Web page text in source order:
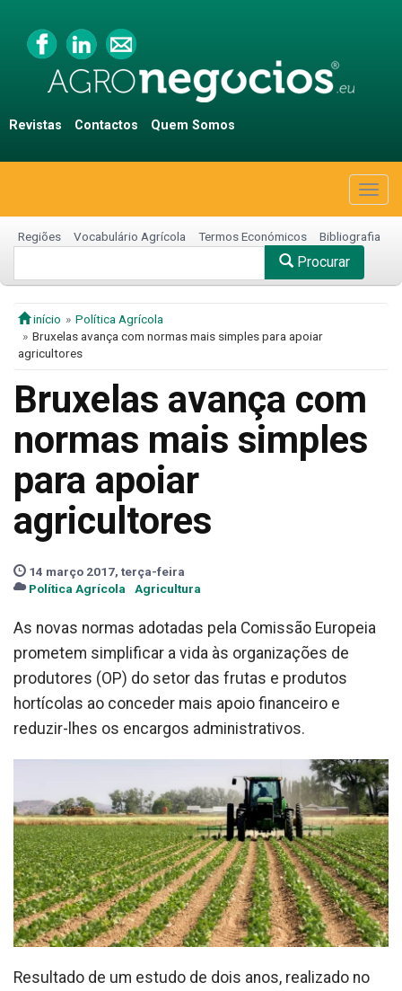
Revistas Contactos Quem Somos
Regiões Vocabulário Agrícola Termos Económicos Bibliografia
Procurar
início
Política Agrícola
Bruxelas avança com normas mais simples para apoiar
agricultores
Bruxelas avança com
normas mais simples
para apoiar
agricultores
14 março 2017, terça-feira
Política Agrícola
Agricultura
As novas normas adotadas pela Comissão Europeia
prometem simplificar a vida às organizações de
produtores (OP) do setor das frutas e produtos
hortícolas ao conceder mais apoio financeiro e
reduzir-lhes os encargos administrativos.
Resultado de um estudo de dois anos, realizado no